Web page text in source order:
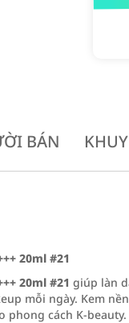
BÁN
20ml #21
20ml #21 giúp làn
mỗi ngày. Kem
cách K-beauty.